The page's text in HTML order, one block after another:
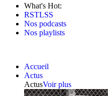
What's Hot:
RSTLSS
Nos podcasts
Nos playlists
Accueil
Actus
ActusVoir plus